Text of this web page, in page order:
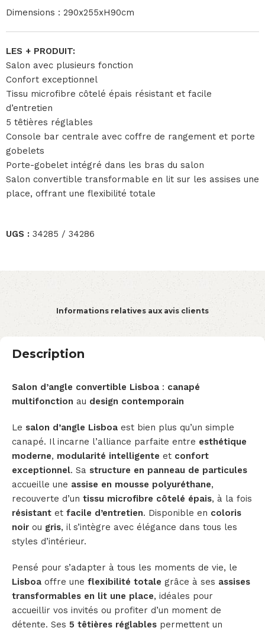
Dimensions : 290x255xH90cm
LES + PRODUIT:
Salon avec plusieurs fonction
Confort exceptionnel
Tissu microfibre côtelé épais résistant et facile
d’entretien
5 têtières réglables
Console bar centrale avec coffre de rangement et porte
gobelets
Porte-gobelet intégré dans les bras du salon
Salon convertible transformable en lit sur les assises une
place, offrant une flexibilité totale
UGS : 34285 / 34286
Informations relatives aux avis clients
Description
Salon d’angle convertible Lisboa : canapé
multifonction au design contemporain
Le salon d’angle Lisboa est bien plus qu’un simple
canapé. Il incarne l’alliance parfaite entre esthétique
moderne, modularité intelligente et confort
exceptionnel. Sa structure en panneau de particules
accueille une assise en mousse polyuréthane,
recouverte d’un tissu microfibre côtelé épais, à la fois
résistant et facile d’entretien. Disponible en coloris
noir ou gris, il s’intègre avec élégance dans tous les
styles d’intérieur.
Pensé pour s’adapter à tous les moments de vie, le
Lisboa offre une flexibilité totale grâce à ses assises
transformables en lit une place, idéales pour
accueillir vos invités ou profiter d’un moment de
détente. Ses 5 têtières réglables permettent un